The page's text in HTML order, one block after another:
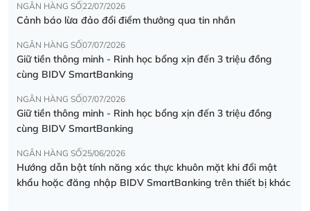
NGÂN HÀNG SỐ22/07/2026
Cảnh báo lừa đảo đổi điểm thưởng qua tin nhắn
NGÂN HÀNG SỐ07/07/2026
Giữ tiền thông minh - Rinh học bổng xịn đến 3 triệu đồng
cùng BIDV SmartBanking
NGÂN HÀNG SỐ07/07/2026
Giữ tiền thông minh - Rinh học bổng xịn đến 3 triệu đồng
cùng BIDV SmartBanking
NGÂN HÀNG SỐ25/06/2026
Hướng dẫn bật tính năng xác thực khuôn mặt khi đổi mật
khẩu hoặc đăng nhập BIDV SmartBanking trên thiết bị khác